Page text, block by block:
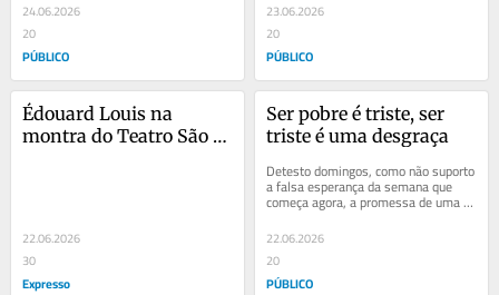
24.06.2026
20
PÚBLICO
religião deles é mais...
23.06.2026
20
PÚBLICO
Édouard Louis na
montra do Teatro São
22.06.2026
30
Expresso
Ser pobre é triste, ser
triste é uma desgraça
Detesto domingos, como não suporto
a falsa esperança da semana que
começa agora, a promessa de uma
vida melhor, espécie de renascimento
postiço...
22.06.2026
20
PÚBLICO